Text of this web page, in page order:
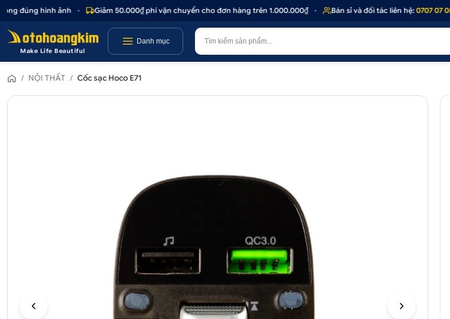
đúng hình ảnh • Giảm 50.000₫ phí vận chuyển cho đơn hàng trên 1.000.000₫ • Bán sỉ và đối tác liên hệ:0707 07 08 09
Make Life Beautiful
Danh mục
/ NỘI THẤT / Cốc sạc Hoco E71